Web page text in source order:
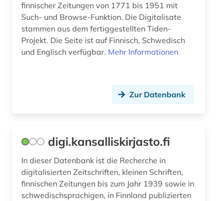
literaturgeschichte (1)
mittelalter (2)
nachlassverzeichnis (1)
nationalbibliothek (1)
nordeuropa (2)
finnischer Zeitungen von 1771 bis 1951 mit
Such- und Browse-Funktion. Die Digitalisate
stammen aus dem fertiggestellten Tiden-
Projekt. Die Seite ist auf Finnisch, Schwedisch
und Englisch verfügbar. Mehr Informationen
Zur Datenbank
digi.kansalliskirjasto.fi
In dieser Datenbank ist die Recherche in
digitalisierten Zeitschriften, kleinen Schriften,
finnischen Zeitungen bis zum Jahr 1939 sowie in
schwedischsprachigen, in Finnland publizierten